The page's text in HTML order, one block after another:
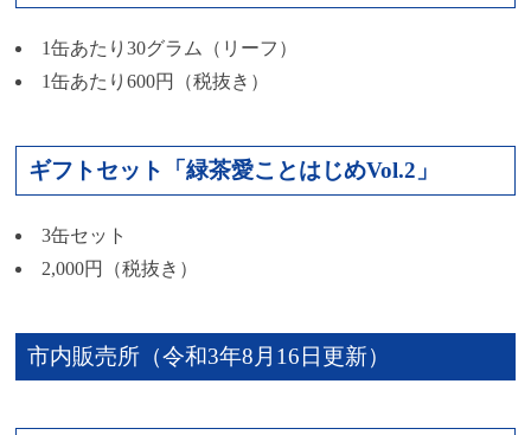
1缶あたり30グラム（リーフ）
1缶あたり600円（税抜き）
ギフトセット「緑茶愛ことはじめVol.2」
3缶セット
2,000円（税抜き）
市内販売所（令和3年8月16日更新）